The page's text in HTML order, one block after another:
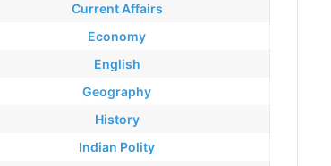
Current Affairs
Economy
English
Geography
History
Indian Polity